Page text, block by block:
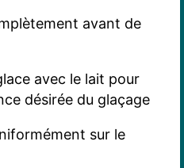
avant de
avec le lait pour
désirée du glaçage
sur le